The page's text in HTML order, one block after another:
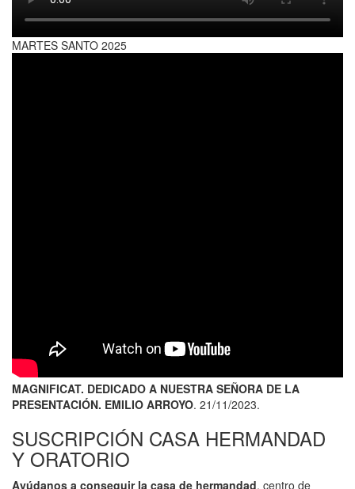
MARTES SANTO 2025
MAGNIFICAT. DEDICADO A NUESTRA SEÑORA DE LA
PRESENTACIÓN. EMILIO ARROYO. 21/11/2023.
SUSCRIPCIÓN CASA HERMANDAD
Y ORATORIO
Ayúdanos a conseguir la casa de hermandad, centro de